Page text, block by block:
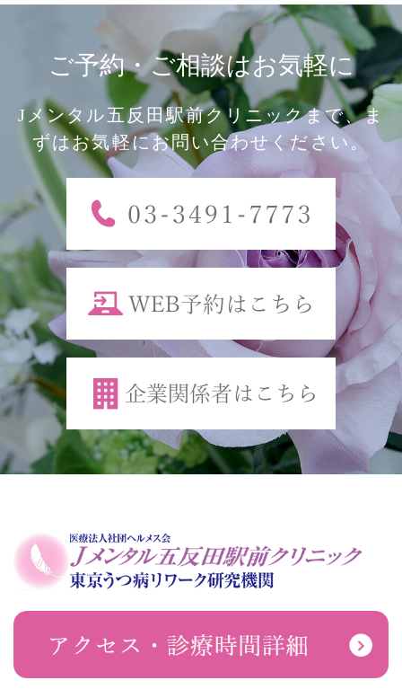
ご予約・ご相談はお気軽に
Jメンタル五反田駅前クリニックまで、ま
ずはお気軽にお問い合わせください。